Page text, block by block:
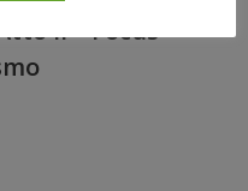
II – Focus